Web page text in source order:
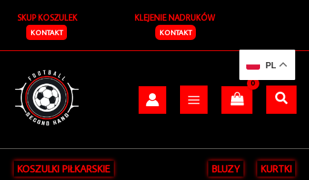
treści
SKUP KOSZULEK
KONTAKT
KLEJENIE NADRUKÓW
KONTAKT
KOSZULKI PIŁKARSKIE BLUZY KURTKI
PL